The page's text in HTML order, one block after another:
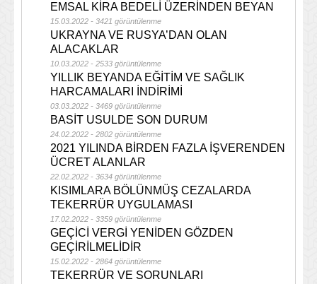
EMSAL KİRA BEDELİ ÜZERİNDEN BEYAN
15.03.2022 - 3421 görüntülenme
UKRAYNA VE RUSYA’DAN OLAN
ALACAKLAR
10.03.2022 - 2533 görüntülenme
YILLIK BEYANDA EĞİTİM VE SAĞLIK
HARCAMALARI İNDİRİMİ
03.03.2022 - 3469 görüntülenme
BASİT USULDE SON DURUM
24.02.2022 - 2802 görüntülenme
2021 YILINDA BİRDEN FAZLA İŞVERENDEN
ÜCRET ALANLAR
22.02.2022 - 3634 görüntülenme
KISIMLARA BÖLÜNMÜŞ CEZALARDA
TEKERRÜR UYGULAMASI
17.02.2022 - 3359 görüntülenme
GEÇİCİ VERGİ YENİDEN GÖZDEN
GEÇİRİLMELİDİR
15.02.2022 - 2864 görüntülenme
TEKERRÜR VE SORUNLARI